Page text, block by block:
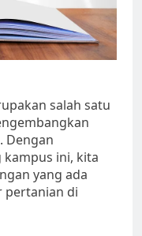
salah satu
Dengan
ini, kita
yang ada
pertanian di